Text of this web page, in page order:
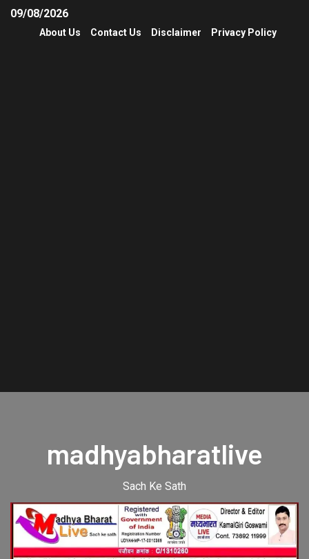
09/08/2026
About Us Contact Us Disclaimer Privacy Policy
madhyabharatlive
Sach Ke Sath